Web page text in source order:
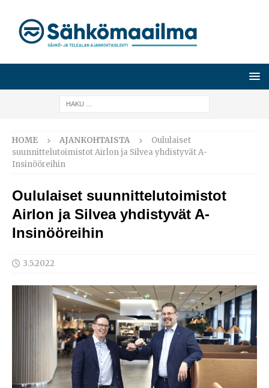
HOME AJANKOHTAISTA
Oululaiset
suunnittelutoimistot Airlon ja Silvea yhdistyvät A-
Insinööreihin
Oululaiset suunnittelutoimistot
Airlon ja Silvea yhdistyvät A-
Insinööreihin
3.5.2022